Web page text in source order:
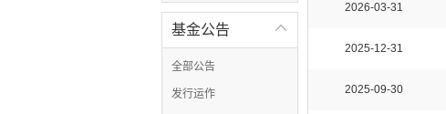

基金公告
全部公告
发行运作
2026-03-31
2025-12-31
2025-09-30